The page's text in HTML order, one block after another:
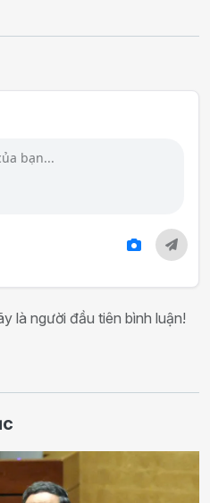
là người đầu tiên bình luận!